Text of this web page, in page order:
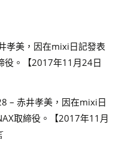
孝美，因在mixi日記發表
役。【2017年11月24日
– 赤井孝美，因在mixi日
取締役。【2017年11月